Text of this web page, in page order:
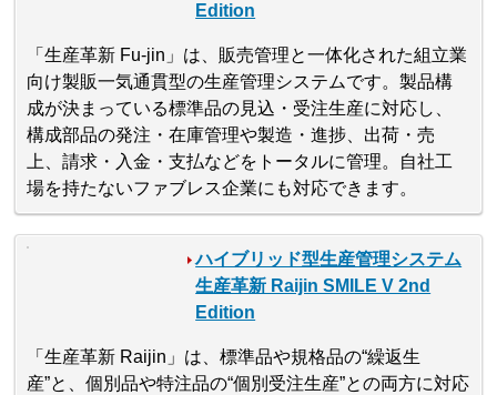
Edition
「生産革新 Fu-jin」は、販売管理と一体化された組立業
向け製販一気通貫型の生産管理システムです。製品構
成が決まっている標準品の見込・受注生産に対応し、
構成部品の発注・在庫管理や製造・進捗、出荷・売
上、請求・入金・支払などをトータルに管理。自社工
場を持たないファブレス企業にも対応できます。
ハイブリッド型生産管理システム
生産革新 Raijin SMILE V 2nd
Edition
「生産革新 Raijin」は、標準品や規格品の“繰返生
産”と、個別品や特注品の“個別受注生産”との両方に対応